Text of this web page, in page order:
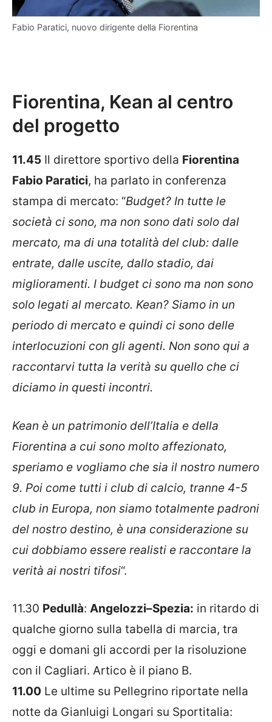
Fabio Paratici, nuovo dirigente della Fiorentina
Fiorentina, Kean al centro
del progetto
11.45 Il direttore sportivo della Fiorentina
Fabio Paratici, ha parlato in conferenza
stampa di mercato: “Budget? In tutte le
società ci sono, ma non sono dati solo dal
mercato, ma di una totalità del club: dalle
entrate, dalle uscite, dallo stadio, dai
miglioramenti. I budget ci sono ma non sono
solo legati al mercato. Kean? Siamo in un
periodo di mercato e quindi ci sono delle
interlocuzioni con gli agenti. Non sono qui a
raccontarvi tutta la verità su quello che ci
diciamo in questi incontri.
Kean è un patrimonio dell’Italia e della
Fiorentina a cui sono molto affezionato,
speriamo e vogliamo che sia il nostro numero
9. Poi come tutti i club di calcio, tranne 4-5
club in Europa, non siamo totalmente padroni
del nostro destino, è una considerazione su
cui dobbiamo essere realisti e raccontare la
verità ai nostri tifosi“.
11.30 Pedullà: Angelozzi–Spezia: in ritardo di
qualche giorno sulla tabella di marcia, tra
oggi e domani gli accordi per la risoluzione
con il Cagliari. Artico è il piano B.
11.00 Le ultime su Pellegrino riportate nella
notte da Gianluigi Longari su Sportitalia: